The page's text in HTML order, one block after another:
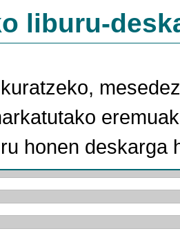
liburu-
honen deskarga